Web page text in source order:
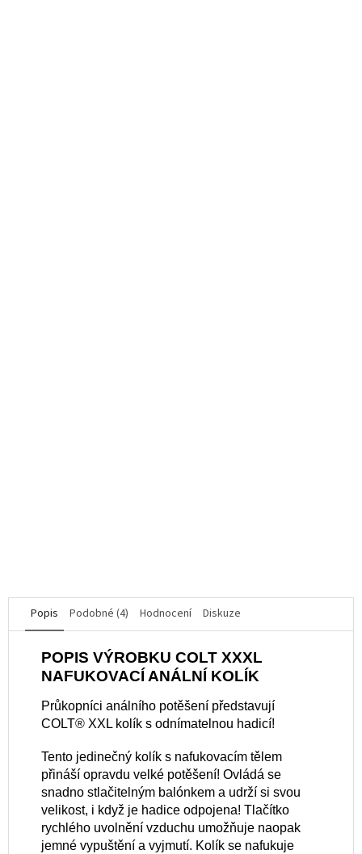
Popis Podobné (4) Hodnocení Diskuze
POPIS VÝROBKU COLT XXXL
NAFUKOVACÍ ANÁLNÍ KOLÍK
Průkopníci análního potěšení představují
COLT® XXL kolík s odnímatelnou hadicí!
Tento jedinečný kolík s nafukovacím tělem
přináší opravdu velké potěšení! Ovládá se
snadno stlačitelným balónkem a udrží si svou
velikost, i když je hadice odpojena! Tlačítko
rychlého uvolnění vzduchu umožňuje naopak
jemné vypuštění a vyjmutí. Kolík se nafukuje